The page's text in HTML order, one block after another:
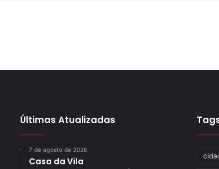
Últimas Atualizadas
7 de agosto de 2026
Casa da Vila